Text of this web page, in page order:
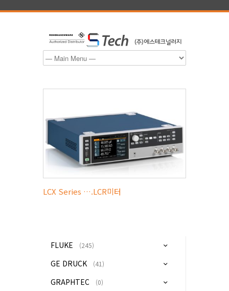
LCX Series ….LCR미터
FLUKE (245)
GE DRUCK (41)
GRAPHTEC (0)